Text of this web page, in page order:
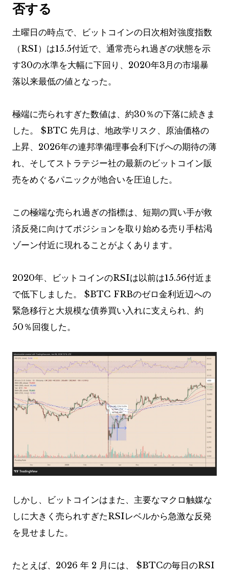
否する
土曜日の時点で、ビットコインの日次相対強度指数
（RSI）は15.5付近で、通常売られ過ぎの状態を示
す30の水準を大幅に下回り、2020年3月の市場暴
落以来最低の値となった。
極端に売られすぎた数値は、約30％の下落に続きま
した。 $BTC 先月は、地政学リスク、原油価格の
上昇、2026年の連邦準備理事会利下げへの期待の薄
れ、そしてストラテジー社の最新のビットコイン販
売をめぐるパニックが地合いを圧迫した。
この極端な売られ過ぎの指標は、短期の買い手が救
済反発に向けてポジションを取り始める売り手枯渇
ゾーン付近に現れることがよくあります。
2020年、ビットコインのRSIは以前は15.56付近ま
で低下しました。 $BTC FRBのゼロ金利近辺への
緊急移行と大規模な債券買い入れに支えられ、約
50％回復した。
しかし、ビットコインはまた、主要なマクロ触媒な
しに大きく売られすぎたRSIレベルから急激な反発
を見せました。
たとえば、2026 年 2 月には、 $BTCの毎日のRSI